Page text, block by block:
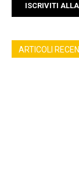
ISCRIVITI
ARTICOLI